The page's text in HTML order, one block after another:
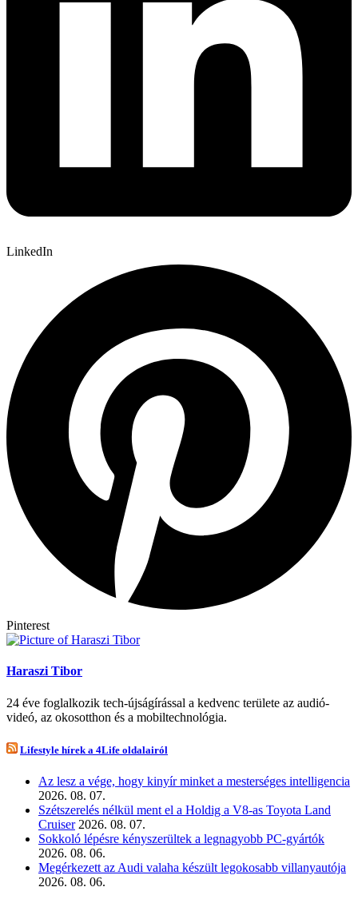
LinkedIn
Pinterest
Haraszi Tibor
24 éve foglalkozik tech-újságírással a kedvenc területe az audió-
videó, az okosotthon és a mobiltechnológia.
Lifestyle hírek a 4Life oldalairól
Az lesz a vége, hogy kinyír minket a mesterséges intelligencia
2026. 08. 07.
Szétszerelés nélkül ment el a Holdig a V8-as Toyota Land
Cruiser 2026. 08. 07.
Sokkoló lépésre kényszerültek a legnagyobb PC-gyártók
2026. 08. 06.
Megérkezett az Audi valaha készült legokosabb villanyautója
2026. 08. 06.